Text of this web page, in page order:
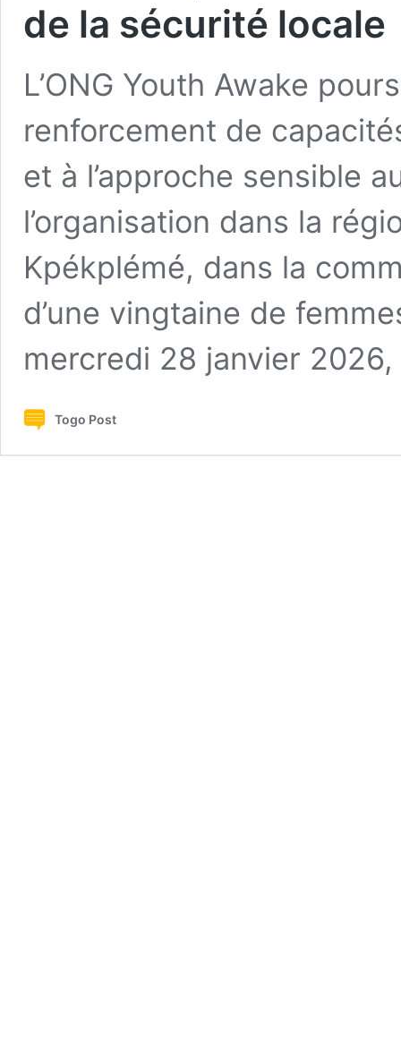
de la sécurité locale
L’ONG Youth Awake
renforcement de
et à l’approche sensible
l’organisation dans la
Kpékplémé, dans la
d’une vingtaine de
mercredi 28 janvier
Togo Post